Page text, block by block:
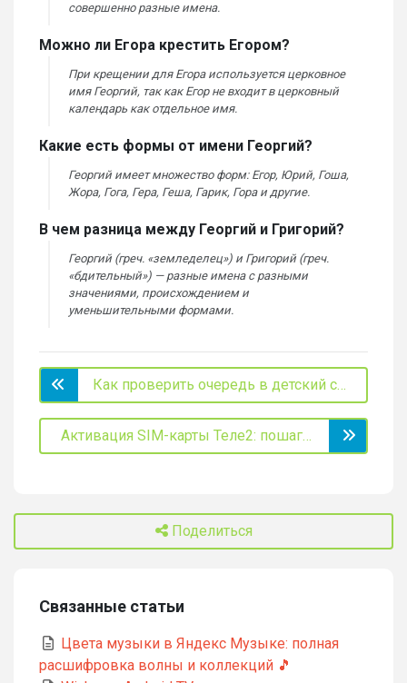
совершенно разные имена.
Можно ли Егора крестить Егором?
При крещении для Егора используется церковное
имя Георгий, так как Егор не входит в церковный
календарь как отдельное имя.
Какие есть формы от имени Георгий?
Георгий имеет множество форм: Егор, Юрий, Гоша,
Жора, Гога, Гера, Геша, Гарик, Гора и другие.
В чем разница между Георгий и Григорий?
Георгий (греч. «земледелец») и Григорий (греч.
«бдительный») — разные имена с разными
значениями, происхождением и
уменьшительными формами.
Как проверить очередь в детский сад Москвы через МОС.РУ: подробное руководство 2025
Активация SIM-карты Теле2: пошаговые инструкции и способы регистрации номера 📱
Поделиться
Связанные статьи
Цвета музыки в Яндекс Музыке: полная
расшифровка волны и коллекций 🎵